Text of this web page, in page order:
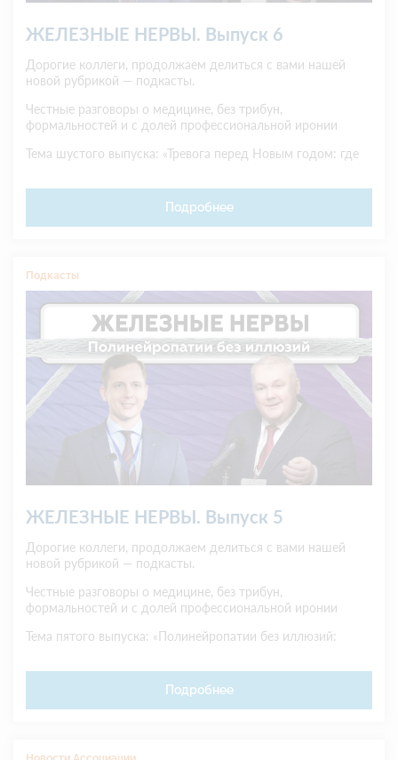
ЖЕЛЕЗНЫЕ НЕРВЫ. Выпуск 6
Дорогие коллеги, продолжаем делиться с вами нашей
новой рубрикой — подкасты.
Честные разговоры о медицине, без трибун,
формальностей и с долей профессиональной иронии
Тема шустого выпуска: «Тревога перед Новым годом: где
клинически значимым расстройством»
Подробнее
Подкасты
ЖЕЛЕЗНЫЕ НЕРВЫ. Выпуск 5
Дорогие коллеги, продолжаем делиться с вами нашей
новой рубрикой — подкасты.
Честные разговоры о медицине, без трибун,
формальностей и с долей профессиональной иронии
Тема пятого выпуска: «Полинейропатии без иллюзий:
современный подход к терапии»
Подробнее